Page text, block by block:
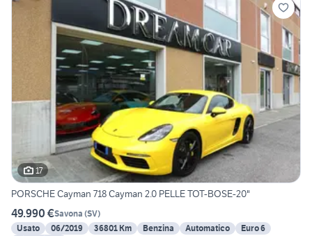
17
PORSCHE Cayman 718 Cayman 2.0 PELLE TOT-BOSE-20"
49.990 €Savona (SV)
Usato
06/2019 36801 Km Benzina Automatico
Euro 6